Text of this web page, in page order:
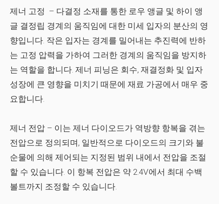
제너 고정 – 다결정 소재를 통한 로우 앵글 및 하이 앵
글 결정립 경계의 움직임에 대한 미세 입자의 분산의 영
향입니다. 작은 입자는 경계를 밀어내는 추진력에 반하
는 고정 압력을 가하여 그러한 경계의 움직임을 방지하
는 역할을 합니다. 제너 피닝은 회수, 재결정화 및 입자
성장에 큰 영향을 미치기 때문에 재료 가공에서 매우 중
요합니다.
제너 전압 – 이는 제너 다이오드가 역방향 항복을 겪는
전압으로 정의되며, 일반적으로 다이오드의 크기와 불
순물에 의해 제어되는 지정된 범위 내에서 전압을 조절
할 수 있습니다. 이 항복 전압은 약 2.4V에서 최대 수백
볼트까지 조정할 수 있습니다.